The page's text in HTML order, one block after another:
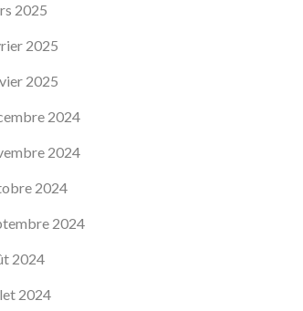
2025
2025
2025
2024
2024
2024
2024
2024
2024